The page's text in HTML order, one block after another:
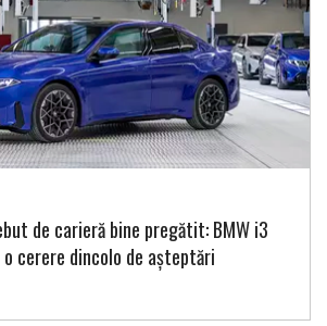
de carieră bine pregătit: BMW i3
cerere dincolo de așteptări